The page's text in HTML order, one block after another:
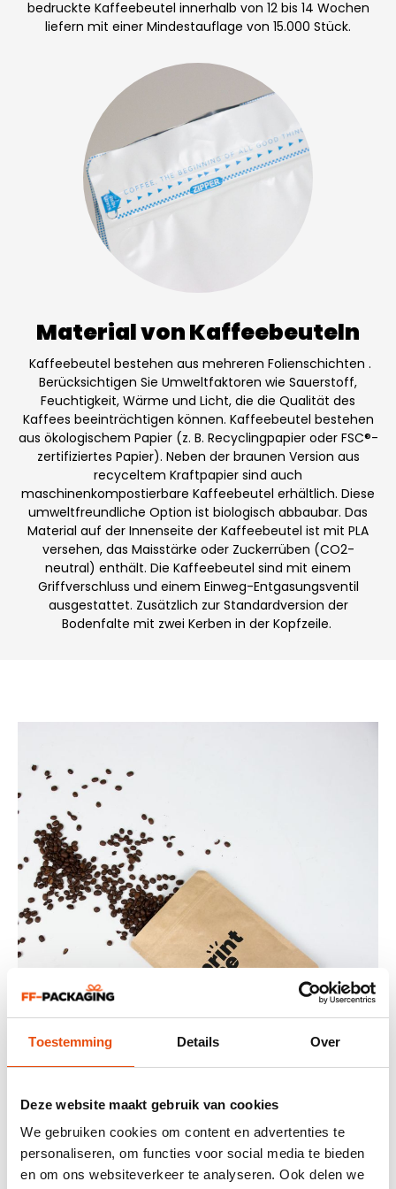
Toestemming Details Over
Deze website maakt gebruik van cookies
We gebruiken cookies om content en advertenties te
personaliseren, om functies voor social media te bieden
en om ons websiteverkeer te analyseren. Ook delen we
bedruckte Kaffeebeutel innerhalb von 12 bis 14 Wochen
liefern mit einer Mindestauflage von 15.000 Stück.
Material von Kaffeebeuteln
Kaffeebeutel bestehen aus mehreren Folienschichten .
Berücksichtigen Sie Umweltfaktoren wie Sauerstoff,
Feuchtigkeit, Wärme und Licht, die die Qualität des
Kaffees beeinträchtigen können. Kaffeebeutel bestehen
aus ökologischem Papier (z. B. Recyclingpapier oder FSC®-
zertifiziertes Papier). Neben der braunen Version aus
recyceltem Kraftpapier sind auch
maschinenkompostierbare Kaffeebeutel erhältlich. Diese
umweltfreundliche Option ist biologisch abbaubar. Das
Material auf der Innenseite der Kaffeebeutel ist mit PLA
versehen, das Maisstärke oder Zuckerrüben (CO2-
neutral) enthält. Die Kaffeebeutel sind mit einem
Griffverschluss und einem Einweg-Entgasungsventil
ausgestattet. Zusätzlich zur Standardversion der
Bodenfalte mit zwei Kerben in der Kopfzeile.
Bedruckte Kaffeebeutel
Kaffeebeutel können sowohl in PANTONE®-Farben als
auch in Vollfarbe gedruckt werden. Je nach Druck werden
die Kaffeebeutel mittels Tiefdruck, Siebdruck oder